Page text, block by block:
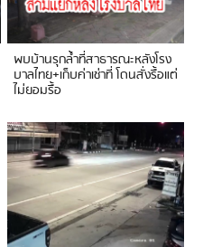
พบบ้านรุกล้ำที่สาธารณะหลังโรง
บาลไทย+เก็บค่าเช่าที่ โดนสั่งรื้อแต่
ไม่ยอมรื้อ